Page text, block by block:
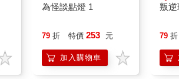
為怪談點燈 1
79 折 特價 253 元
加入購物車
叛逆
79 折